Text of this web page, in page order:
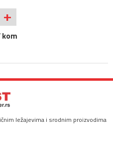
+
ležajevima i srodnim proizvodima